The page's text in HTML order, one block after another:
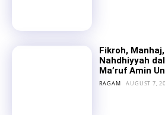
Fikroh,
Nahdhiyyah
Ma’ruf Amin
RAGAM AUGUST 7,